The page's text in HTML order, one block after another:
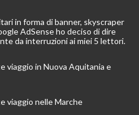
in forma di banner, skyscraper
AdSense ho deciso di dire
da interruzioni ai miei 5 lettori.
viaggio in Nuova Aquitania e
viaggio nelle Marche